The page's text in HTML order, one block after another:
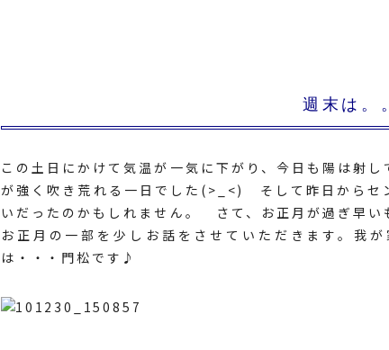
週末は。
この土日にかけて気温が一気に下がり、今日も陽は射
が強く吹き荒れる一日でした(>_<) そして昨日からセ
いだったのかもしれません。 さて、お正月が過ぎ早
お正月の一部を少しお話をさせていただきます。我
は・・・門松です♪